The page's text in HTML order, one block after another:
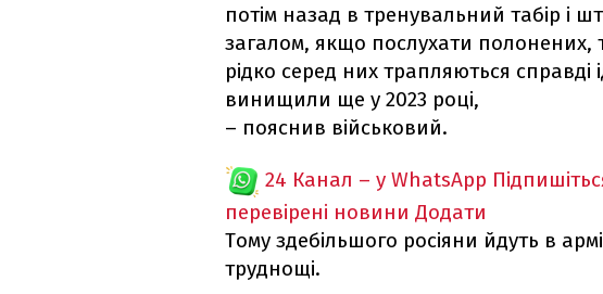
потім назад в тренувальний табір і
загалом, якщо послухати полонених,
рідко серед них трапляються справді
винищили ще у 2023 році,
– пояснив військовий.
24 Канал – у WhatsApp
перевірені новини Додати
Тому здебільшого росіяни йдуть в
труднощі.